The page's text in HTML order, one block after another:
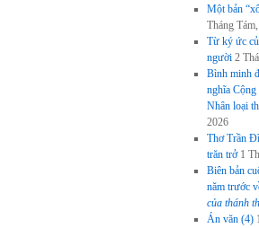
Một bản
Tháng
Từ ký ức
người 2
Bình minh
nghĩa Cộng
Nhân loại
2026
Thơ Trần
trăn trở 1
Biên bản
năm trước
của thánh
Án văn (4)